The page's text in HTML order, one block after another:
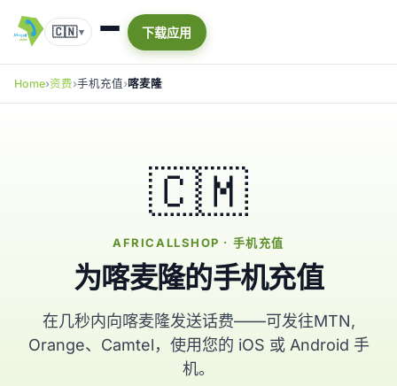
🇨🇳▾ 下载应用
Home 资费 手机充值 喀麦隆
🇨🇲
AFRICALLSHOP · 手机充值
为喀麦隆的手机充值
在几秒内向喀麦隆发送话费——可发往MTN,
Orange、Camtel，使用您的 iOS 或 Android 手
机。